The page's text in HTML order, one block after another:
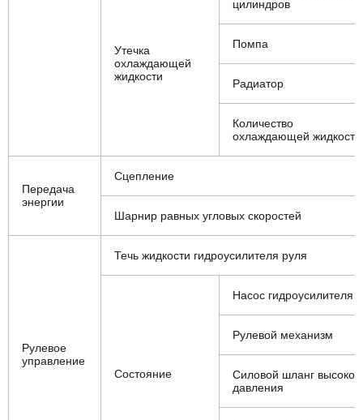
Утечка
охлаждающей
жидкости
цилиндров
Помпа
Радиатор
Количество
охлаждающей жидкости
Передача
энергии
Сцепление
Шарнир равных угловых скоростей
Рулевое
управление
Течь жидкости гидроусилителя руля
Состояние
Насос гидроусилителя
Рулевой механизм
Силовой шланг
давления